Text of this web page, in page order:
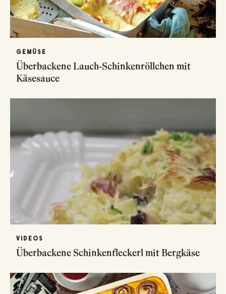
GEMÜSE
Überbackene Lauch-Schinkenröllchen mit
Käsesauce
VIDEOS
Überbackene Schinkenfleckerl mit Bergkäse